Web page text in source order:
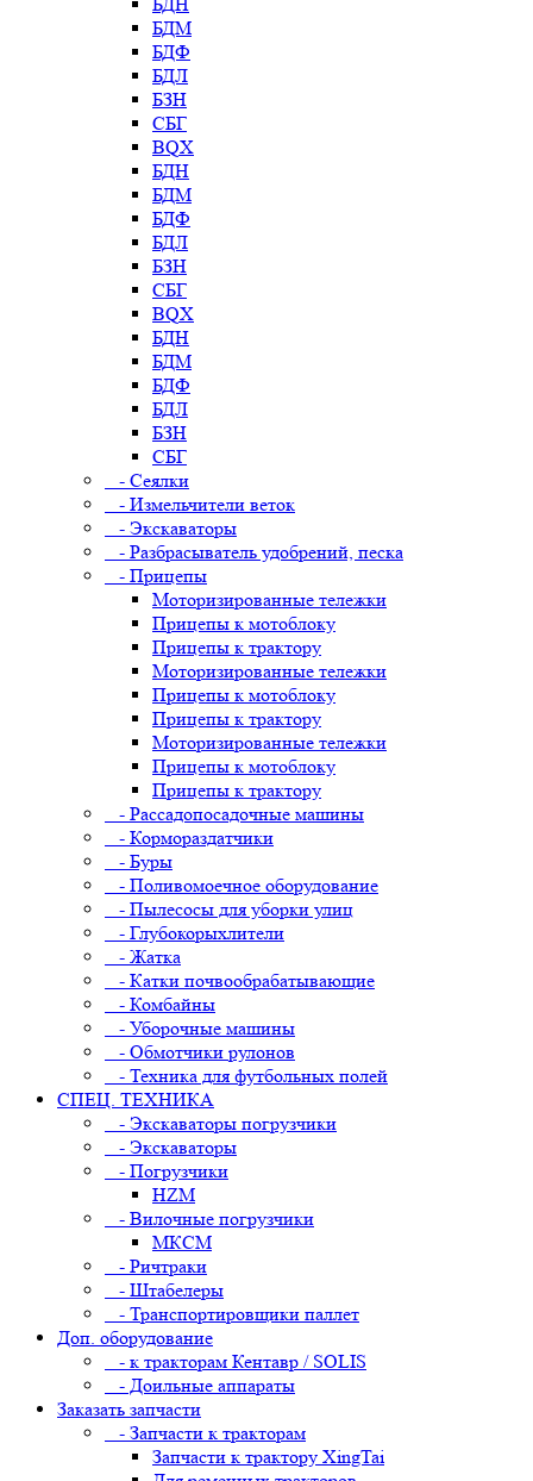
БДМ
БДФ
БДЛ
БЗН
СБГ
BQX
БДН
БДМ
БДФ
БДЛ
БЗН
СБГ
BQX
БДН
БДМ
БДФ
БДЛ
БЗН
СБГ
- Сеялки
- Измельчители веток
- Экскаваторы
- Разбрасыватель удобрений, песка
- Прицепы
Моторизированные тележки
Прицепы к мотоблоку
Прицепы к трактору
Моторизированные тележки
Прицепы к мотоблоку
Прицепы к трактору
Моторизированные тележки
Прицепы к мотоблоку
Прицепы к трактору
- Рассадопосадочные машины
- Кормораздатчики
- Буры
- Поливомоечное оборудование
- Пылесосы для уборки улиц
- Глубокорыхлители
- Жатка
- Катки почвообрабатывающие
- Комбайны
- Уборочные машины
- Обмотчики рулонов
- Техника для футбольных полей
СПЕЦ. ТЕХНИКА
- Экскаваторы погрузчики
- Экскаваторы
- Погрузчики
HZM
- Вилочные погрузчики
МКСМ
- Ричтраки
- Штабелеры
- Транспортировщики паллет
Доп. оборудование
- к тракторам Кентавр / SOLIS
- Доильные аппараты
Заказать запчасти
- Запчасти к тракторам
Запчасти к трактору XingTai